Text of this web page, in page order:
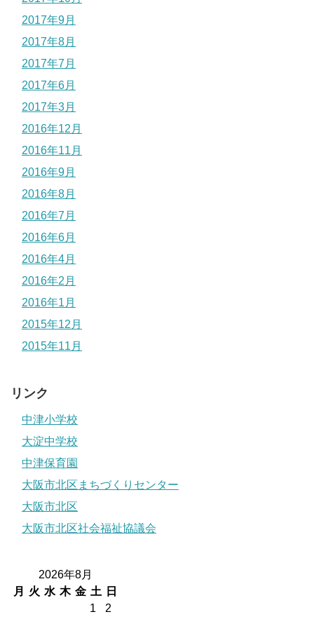
2017年9月
2017年8月
2017年7月
2017年6月
2017年3月
2016年12月
2016年11月
2016年9月
2016年8月
2016年7月
2016年6月
2016年4月
2016年2月
2016年1月
2015年12月
2015年11月
リンク
中津小学校
大淀中学校
中津保育園
大阪市北区まちづくりセンター
大阪市北区
大阪市北区社会福祉協議会
2026年8月
月
火 水 木 金 土
日
1
2